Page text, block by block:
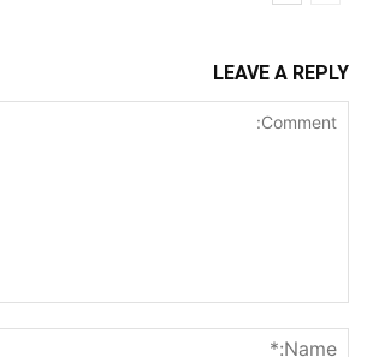
LEAVE A REPLY